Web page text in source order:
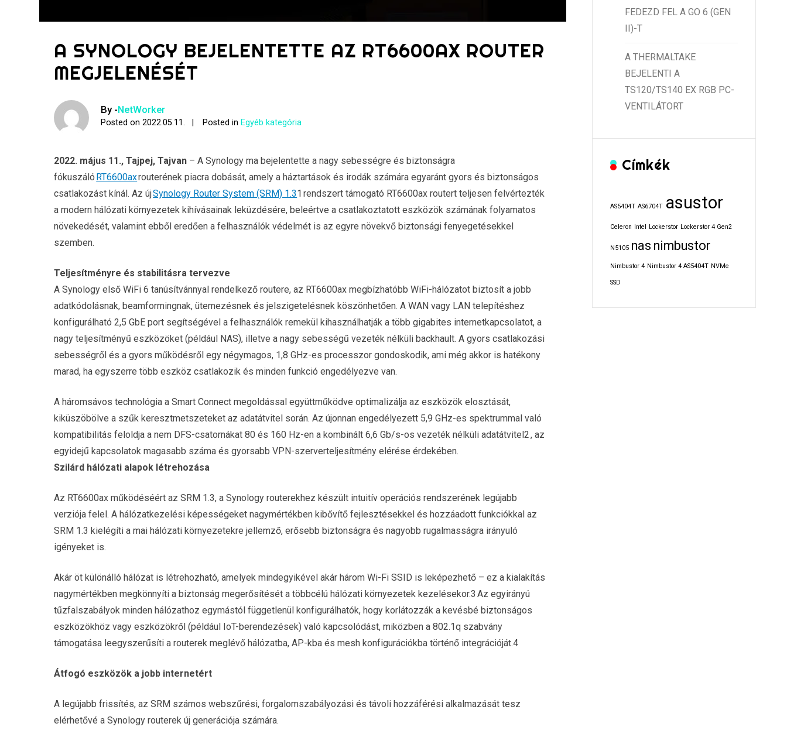
A SYNOLOGY BEJELENTETTE AZ RT6600AX ROUTER
MEGJELENÉSÉT
By -NetWorker
Posted on2022.05.11. Posted in Egyéb kategória
2022. május 11., Tajpej, Tajvan – A Synology ma bejelentette a nagy sebességre és biztonságra
fókuszáló RT6600axrouterének piacra dobását, amely a háztartások és irodák számára egyaránt gyors és biztonságos
csatlakozást kínál. Az újSynology Router System (SRM) 1.31 rendszert támogató RT6600ax routert teljesen felvértezték
a modern hálózati környezetek kihívásainak leküzdésére, beleértve a csatlakoztatott eszközök számának folyamatos
növekedését, valamint ebből eredően a felhasználók védelmét is az egyre növekvő biztonsági fenyegetésekkel
szemben.
Teljesítményre és stabilitásra tervezve
A Synology első WiFi 6 tanúsítvánnyal rendelkező routere, az RT6600ax megbízhatóbb WiFi-hálózatot biztosít a jobb
adatkódolásnak, beamformingnak, ütemezésnek és jelszigetelésnek köszönhetően. A WAN vagy LAN telepítéshez
konfigurálható 2,5 GbE port segítségével a felhasználók remekül kihasználhatják a több gigabites internetkapcsolatot, a
nagy teljesítményű eszközöket (például NAS), illetve a nagy sebességű vezeték nélküli backhault. A gyors csatlakozási
sebességről és a gyors működésről egy négymagos, 1,8 GHz-es processzor gondoskodik, ami még akkor is hatékony
marad, ha egyszerre több eszköz csatlakozik és minden funkció engedélyezve van.
A háromsávos technológia a Smart Connect megoldással együttműködve optimalizálja az eszközök elosztását,
kiküszöbölve a szűk keresztmetszeteket az adatátvitel során. Az újonnan engedélyezett 5,9 GHz-es spektrummal való
kompatibilitás feloldja a nem DFS-csatornákat 80 és 160 Hz-en a kombinált 6,6 Gb/s-os vezeték nélküli adatátvitel2, az
egyidejű kapcsolatok magasabb száma és gyorsabb VPN-szerverteljesítmény eléréseérdekében.
Szilárd hálózati alapok létrehozása
Az RT6600ax működéséért az SRM 1.3, a Synology routerekhez készült intuitív operációs rendszerének legújabb
verziója felel. A hálózatkezelési képességeket nagymértékben kibővítő fejlesztésekkel és hozzáadott funkciókkal az
SRM 1.3 kielégíti a mai hálózati környezetekre jellemző, erősebb biztonságra és nagyobb rugalmasságra irányuló
igényeket is.
Akár öt különálló hálózat is létrehozható, amelyek mindegyikével akár három Wi-Fi SSID is leképezhető – ez a kialakítás
nagymértékben megkönnyíti a biztonság megerősítését a többcélú hálózati környezetek kezelésekor.3 Az egyirányú
tűzfalszabályok minden hálózathoz egymástól függetlenül konfigurálhatók, hogy korlátozzák a kevésbé biztonságos
eszközökhöz vagy eszközökről (például IoT-berendezések) való kapcsolódást, miközben a 802.1q szabvány
támogatása leegyszerűsíti a routerek meglévő hálózatba, AP-kba és mesh konfigurációkba történő integrációját.4
Átfogó eszközök a jobb internetért
A legújabb frissítés, az SRM számos webszűrési, forgalomszabályozási és távoli hozzáférési alkalmazását tesz
elérhetővé a Synology routerek új generációja számára.
FEDEZD FEL A GO 6 (GEN
II)-T
A THERMALTAKE
BEJELENTI A
TS120/TS140 EX RGB PC-
VENTILÁTORT
Címkék
AS5404T AS6704T asustor
Celeron Intel Lockerstor Lockerstor 4 Gen2
N5105 nas nimbustor
Nimbustor 4 Nimbustor 4 AS5404T NVMe
SSD